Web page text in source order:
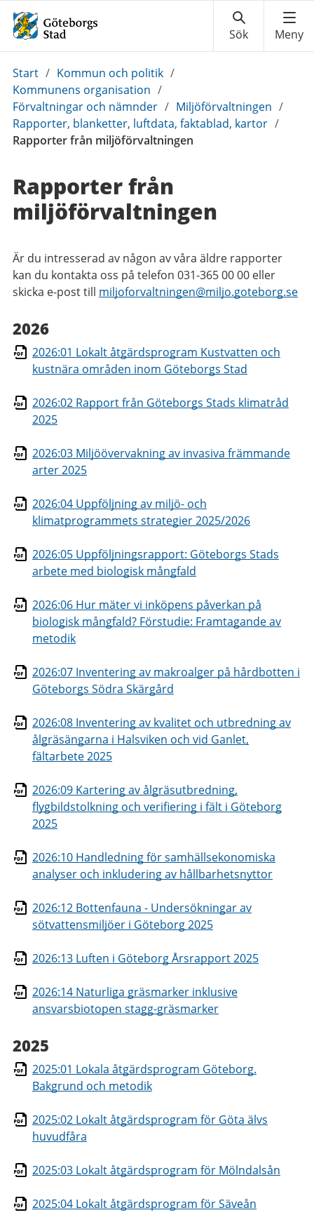
Du
är
här:
Start / Kommun och politik /
Kommunens organisation /
Förvaltningar och nämnder / Miljöförvaltningen /
Rapporter, blanketter, luftdata, faktablad, kartor /
Rapporter från miljöförvaltningen
Rapporter från
miljöförvaltningen
Är du intresserad av någon av våra äldre rapporter
kan du kontakta oss på telefon 031-365 00 00 eller
skicka e-post till miljoforvaltningen@miljo.goteborg.se
2026
2026:01 Lokalt åtgärdsprogram Kustvatten och
kustnära områden inom Göteborgs Stad
2026:02 Rapport från Göteborgs Stads klimatråd
2025
2026:03 Miljöövervakning av invasiva främmande
arter 2025
2026:04 Uppföljning av miljö- och
klimatprogrammets strategier 2025/2026
2026:05 Uppföljningsrapport: Göteborgs Stads
arbete med biologisk mångfald
2026:06 Hur mäter vi inköpens påverkan på
biologisk mångfald? Förstudie: Framtagande av
metodik
2026:07 Inventering av makroalger på hårdbotten i
Göteborgs Södra Skärgård
2026:08 Inventering av kvalitet och utbredning av
ålgräsängarna i Halsviken och vid Ganlet,
fältarbete 2025
2026:09 Kartering av ålgräsutbredning,
flygbildstolkning och verifiering i fält i Göteborg
2025
2026:10 Handledning för samhällsekonomiska
analyser och inkludering av hållbarhetsnyttor
2026:12 Bottenfauna - Undersökningar av
sötvattensmiljöer i Göteborg 2025
2026:13 Luften i Göteborg Årsrapport 2025
2026:14 Naturliga gräsmarker inklusive
ansvarsbiotopen stagg-gräsmarker
2025
2025:01 Lokala åtgärdsprogram Göteborg.
Bakgrund och metodik
2025:02 Lokalt åtgärdsprogram för Göta älvs
huvudfåra
2025:03 Lokalt åtgärdsprogram för Mölndalsån
2025:04 Lokalt åtgärdsprogram för Säveån